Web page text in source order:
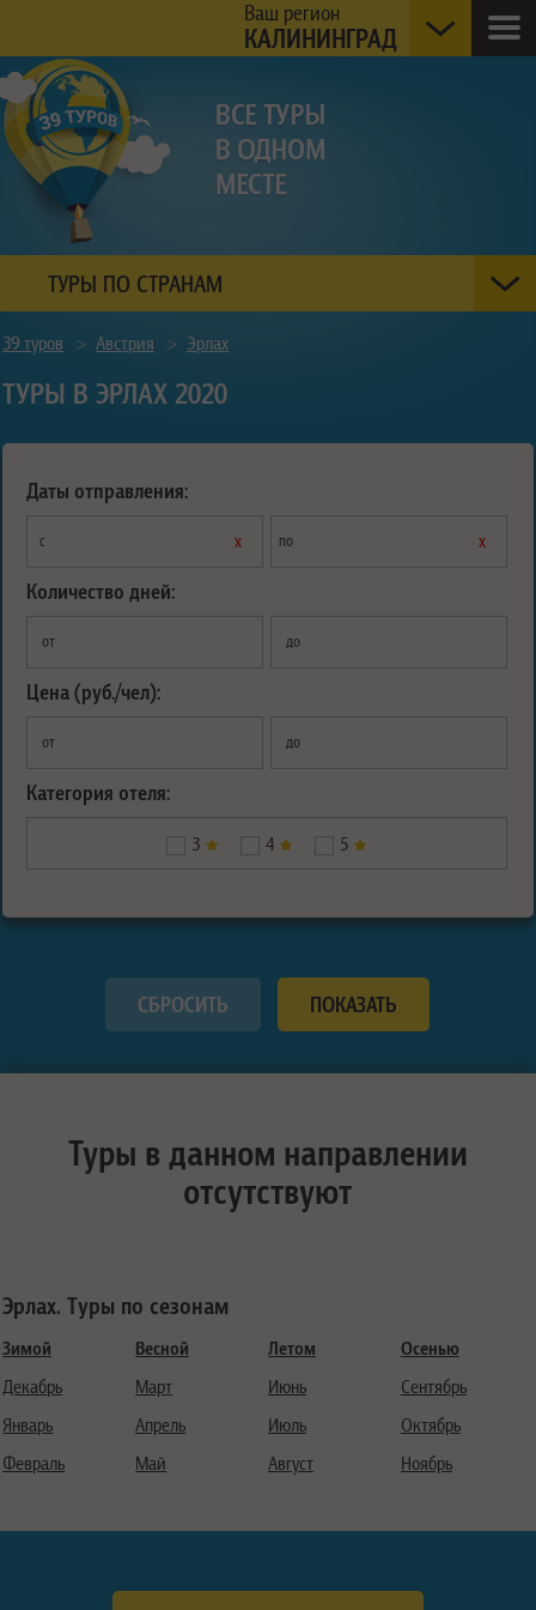
Ваш регион
КАЛИНИНГРАД
ТУРЫ ПО СТРАНАМ
39 туров > Австрия > Эрлах
ТУРЫ В ЭРЛАХ 2020
Даты отправления:
с х по х
Количество дней:
от до
Цена (руб./чел):
от до
Категория отеля:
3 4 5
Туры в данном направлении
отсутствуют
Эрлах. Туры по сезонам
Зимой
Декабрь
Январь
Февраль
Весной
Март
Апрель
Май
Летом
Июнь
Июль
Август
Осенью
Сентябрь
Октябрь
Ноябрь